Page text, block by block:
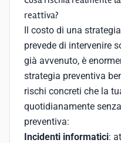
reattiva?
Il costo di una
prevede di intervenire
già avvenuto, è
strategia preventiva
rischi concreti che la
quotidianamente
preventiva:
Incidenti informatici: